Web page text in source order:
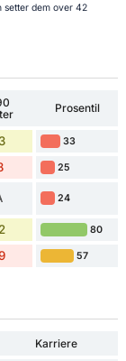
setter dem over 42
Prosentil
33
25
24
80
57
Karriere